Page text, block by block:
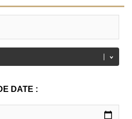
DATE :